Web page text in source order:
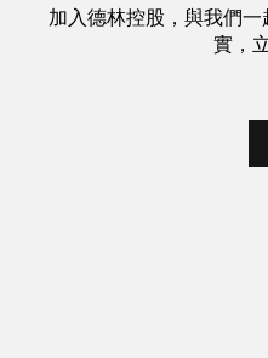
加入德林控股，與我們
實，